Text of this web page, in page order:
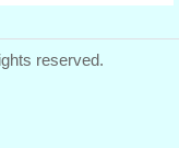
reserved.